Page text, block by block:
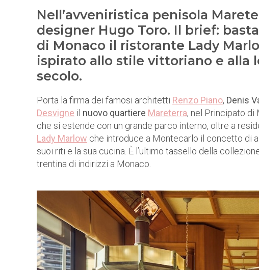
Nell’avveniristica penisola
designer Hugo Toro. Il brief:
di Monaco il ristorante Lady
ispirato allo stile vittoriano e alla
secolo.
Porta la firma dei famosi architetti Renzo Piano, Denis
Desvigne il nuovo quartiere Mareterra, nel Principato di
che si estende con un grande parco interno, oltre a
Lady Marlow che introduce a Montecarlo il concetto di
suoi riti e la sua cucina. È l’ultimo tassello della
trentina di indirizzi a Monaco.